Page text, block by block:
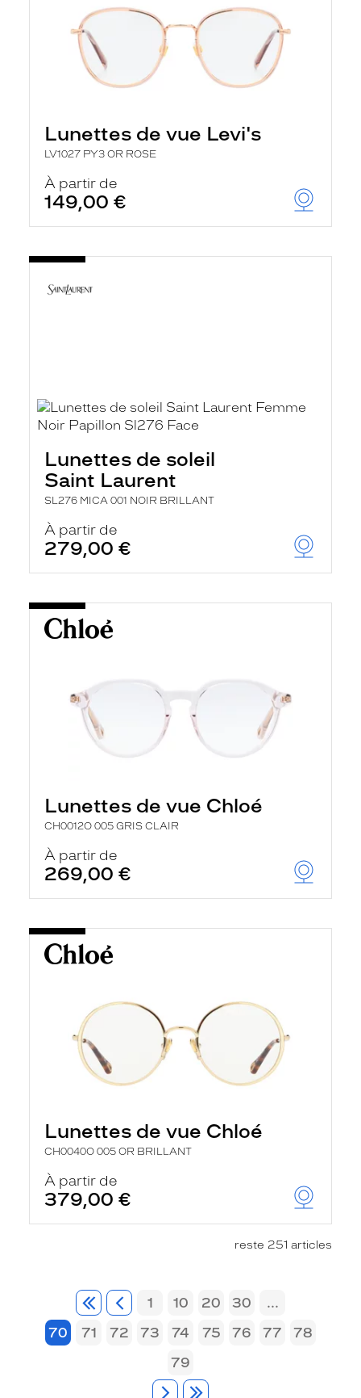
Lunettes de vue Levi's
LV1027 PY3 OR ROSE
À partir de
149,00 €
Lunettes de soleil
Saint Laurent
SL276 MICA 001 NOIR BRILLANT
À partir de
279,00 €
Lunettes de vue Chloé
CH0012O 005 GRIS CLAIR
À partir de
269,00 €
Lunettes de vue Chloé
CH0040O 005 OR BRILLANT
À partir de
379,00 €
reste 251 articles
1 10 20 30
...
70
71 72 73 74 75 76 77
78
79